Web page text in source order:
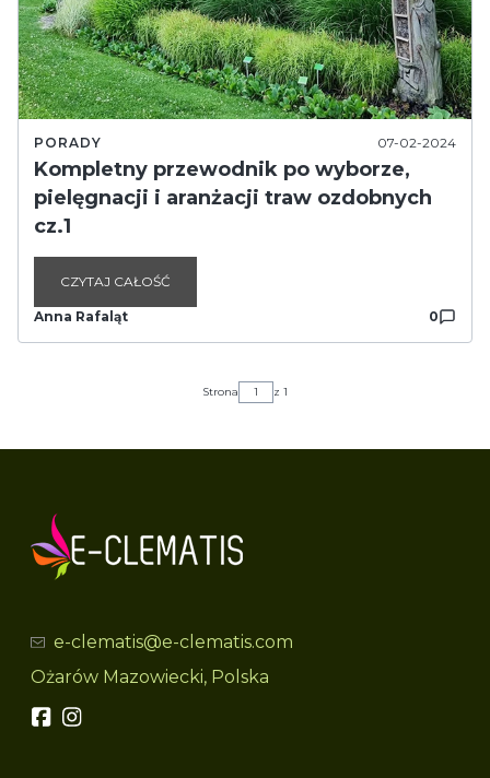
PORADY 07-02-2024
Kompletny przewodnik po wyborze,
pielęgnacji i aranżacji traw ozdobnych
cz.1
CZYTAJ CAŁOŚĆ
Anna Rafaląt 0
Strona z 1
e-clematis@e-clematis.com
Ożarów Mazowiecki, Polska